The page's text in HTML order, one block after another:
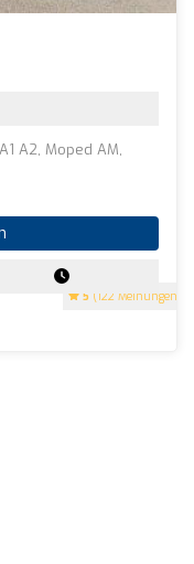
5 (122 Meinungen)
A2, Moped AM,